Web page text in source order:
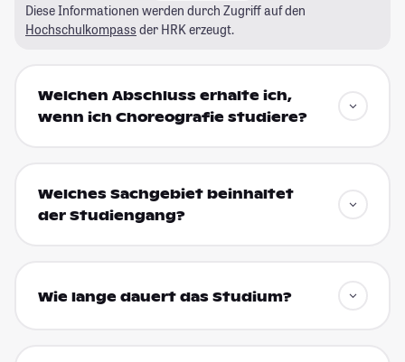
Diese Informationen werden durch Zugriff auf den
Hochschulkompass der HRK erzeugt.
Welchen Abschluss erhalte ich,
wenn ich Choreografie studiere?
Welches Sachgebiet beinhaltet
der Studiengang?
Wie lange dauert das Studium?